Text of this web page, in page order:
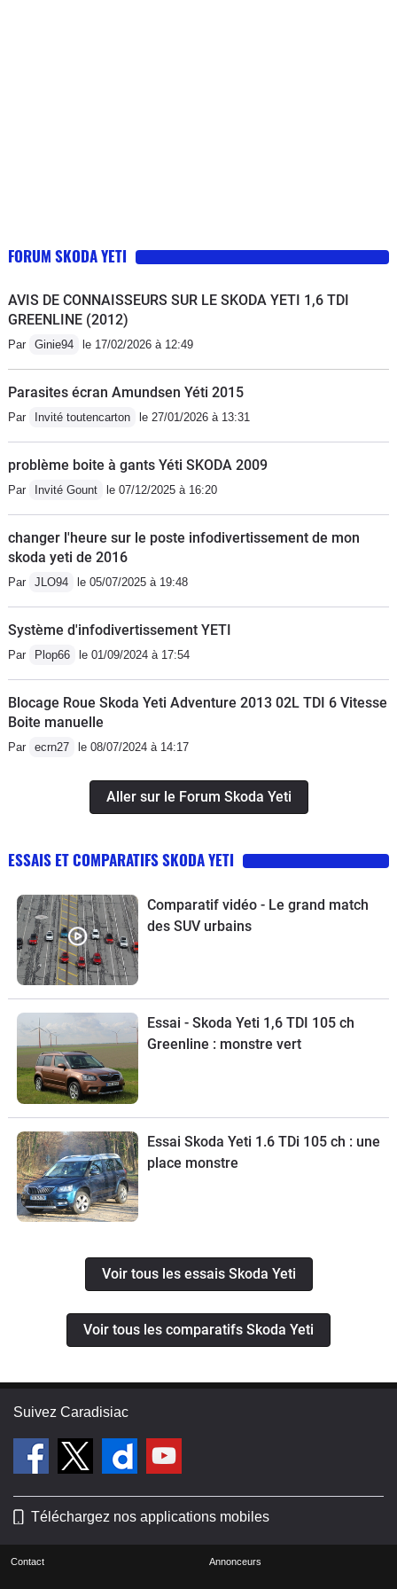
FORUM SKODA YETI
AVIS DE CONNAISSEURS SUR LE SKODA YETI 1,6 TDI
GREENLINE (2012)
Par Ginie94 le 17/02/2026 à 12:49
Parasites écran Amundsen Yéti 2015
Par Invité toutencarton le 27/01/2026 à 13:31
problème boite à gants Yéti SKODA 2009
Par Invité Gount le 07/12/2025 à 16:20
changer l'heure sur le poste infodivertissement de mon
skoda yeti de 2016
Par JLO94 le 05/07/2025 à 19:48
Système d'infodivertissement YETI
Par Plop66 le 01/09/2024 à 17:54
Blocage Roue Skoda Yeti Adventure 2013 02L TDI 6 Vitesse
Boite manuelle
Par ecrn27 le 08/07/2024 à 14:17
Aller sur le Forum Skoda Yeti
ESSAIS ET COMPARATIFS SKODA YETI
Comparatif vidéo - Le grand match
des SUV urbains
Essai - Skoda Yeti 1,6 TDI 105 ch
Greenline : monstre vert
Essai Skoda Yeti 1.6 TDi 105 ch : une
place monstre
Voir tous les essais Skoda Yeti
Voir tous les comparatifs Skoda Yeti
Suivez Caradisiac
Téléchargez nos applications mobiles
Contact Annonceurs